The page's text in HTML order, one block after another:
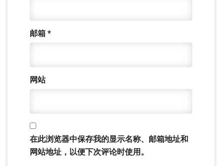
邮箱 *
网站
在此浏览器中保存我的显示名称、邮箱地址和
网站地址，以便下次评论时使用。